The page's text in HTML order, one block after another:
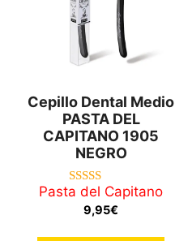
Cepillo Dental Medio
PASTA DEL
CAPITANO 1905
NEGRO
5.00
de 5
Pasta del Capitano
9,95€